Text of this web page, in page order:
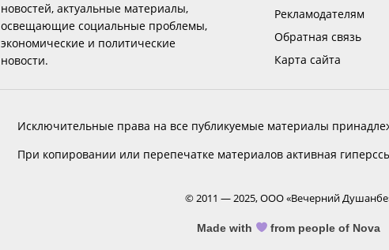
новостей, актуальные материалы,
освещающие социальные проблемы,
экономические и политические
новости.
Рекламодателям
Обратная связь
Карта сайта
Исключительные права на все публикуемые материалы
При копировании или перепечатке материалов активная
© 2011 — 2025, ООО «Вечерний
Made with from people of Nova